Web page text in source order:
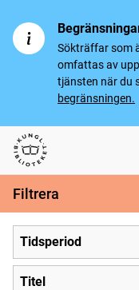
Sökträffar som
omfattas av
tjänsten när du
begränsningen.
Svenska tidningar
Filtrera
Tidsperiod
Titel